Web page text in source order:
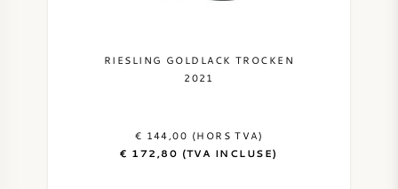
RIESLING GOLDLACK TROCKEN
2021
€ 144,00 (HORS TVA)
€ 172,80 (TVA INCLUSE)